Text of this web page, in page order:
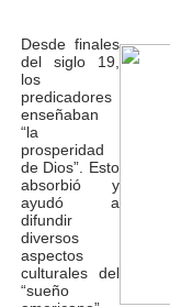
Desde finales
del siglo 19,
los
predicadores
enseñaban
“la
prosperidad
de Dios”. Esto
absorbió y
ayudó a
difundir
diversos
aspectos
culturales del
“sueño